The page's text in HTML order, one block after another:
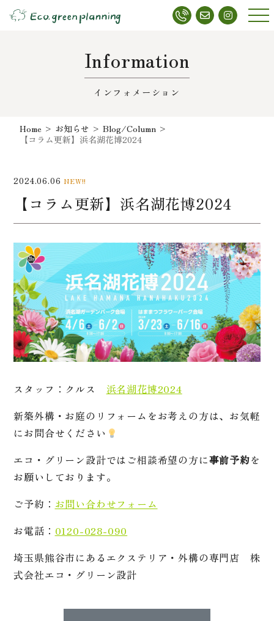
メニ
Information
インフォメーション
Home > お知らせ >Blog/Column >
【コラム更新】浜名湖花博2024
2024.06.06 NEW!!
【コラム更新】浜名湖花博2024
スタッフ：クルス 浜名湖花博2024
新築外構・お庭のリフォームをお考えの方は、お気軽
にお問合せください
エコ・グリーン設計ではご相談希望の方に事前予約を
お願いしております。
ご予約： お問い合わせフォーム
お電話： 0120-028-090
埼玉県熊谷市にあるエクステリア・外構の専門店 株
式会社エコ・グリーン設計